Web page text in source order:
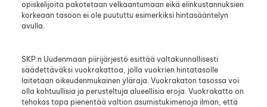
opiskelijoita pakotetaan velkaantumaan eikä elinkustannuksien
korkeaan tasoon ei ole puututtu esimerkiksi hintasääntelyn
avulla.
SKP:n Uudenmaan piirijärjestö esittää valtakunnallisesti
säädettäväksi vuokrakattoa, jolla vuokrien hintatasolle
laitetaan oikeudenmukainen yläraja. Vuokrakaton tasossa voi
olla kohtuullisia ja perusteltuja alueellisia eroja. Vuokrakatto on
tehokas tapa pienentää valtion asumistukimenoja ilman, että